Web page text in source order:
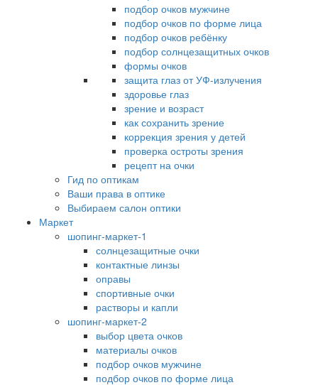
подбор очков мужчине
подбор очков по форме лица
подбор очков ребёнку
подбор солнцезащитных очков
формы очков
защита глаз от УФ-излучения
здоровье глаз
зрение и возраст
как сохранить зрение
коррекция зрения у детей
проверка остроты зрения
рецепт на очки
Гид по оптикам
Ваши права в оптике
Выбираем салон оптики
Маркет
шопинг-маркет-1
солнцезащитные очки
контактные линзы
оправы
спортивные очки
растворы и капли
шопинг-маркет-2
выбор цвета очков
материалы очков
подбор очков мужчине
подбор очков по форме лица